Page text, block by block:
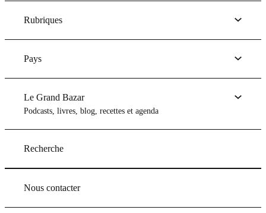
Rubriques
Pays
Le Grand Bazar
Podcasts, livres, blog, recettes et agenda
Recherche
Nous contacter